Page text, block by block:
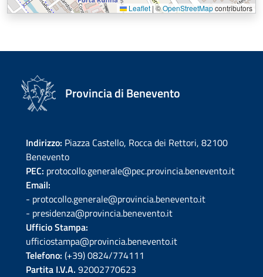
Leaflet |©OpenStreetMapcontributors
Provincia di Benevento
Indirizzo: Piazza Castello, Rocca dei Rettori, 82100
Benevento
PEC: protocollo.generale@pec.provincia.benevento.it
Email:
- protocollo.generale@provincia.benevento.it
- presidenza@provincia.benevento.it
Ufficio Stampa:
ufficiostampa@provincia.benevento.it
Telefono: (+39) 0824/774111
Partita I.V.A. 92002770623